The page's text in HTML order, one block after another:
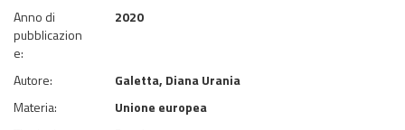
Anno di
pubblicazion
e:
2020
Autore:
Galetta, Diana Urania
Materia:
Unione europea